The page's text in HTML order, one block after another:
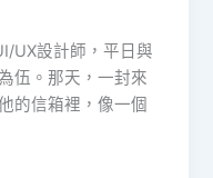
UX設計師，平日與
伍。那天，一封來
的信箱裡，像一個